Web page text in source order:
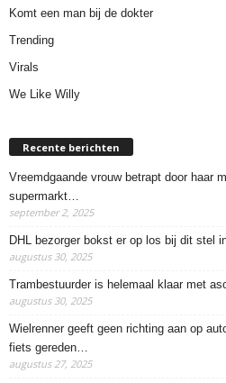
Komt een man bij de dokter
Trending
Virals
We Like Willy
Recente berichten
Vreemdgaande vrouw betrapt door haar
supermarkt…
september 2, 2025
DHL bezorger bokst er op los bij dit stel
augustus 30, 2025
Trambestuurder is helemaal klaar met
augustus 30, 2025
Wielrenner geeft geen richting aan op
fiets gereden…
augustus 27, 2025